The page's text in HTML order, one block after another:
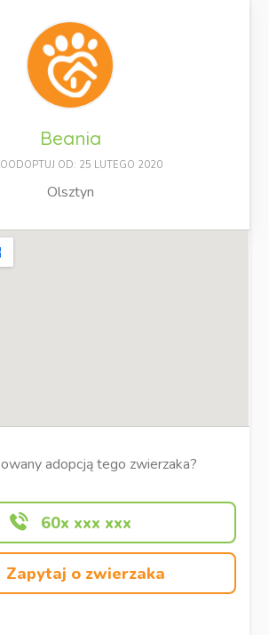
Beania
OD: 25 LUTEGO 2020
Olsztyn
adopcją tego zwierzaka?
60x xxx xxx
Zapytaj o zwierzaka